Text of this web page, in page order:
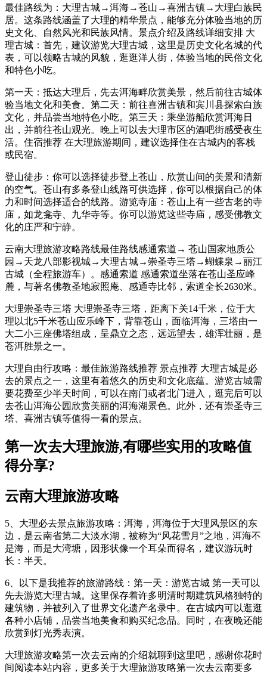
最佳路线为：大理古城→洱海→苍山→喜洲古镇→大理白族民
居。这条路线涵盖了大理的精华景点，能够充分体验当地的历
史文化、自然风光和民族风情。景点介绍及路线详细安排 大
理古城：首先，建议游览大理古城，这里是历史文化名城的代
表，可以领略古城的风貌，逛逛洋人街，体验当地的民俗文化
和特色小吃。
第一天：抵达大理后，先去洱海畔欣赏美景，然后前往古城体
验当地文化和美食。第二天：前往喜洲古镇和宾川县探索白族
文化，并品尝当地特色小吃。第三天：乘坐游船欣赏洱海日
出，并前往苍山观光。晚上可以去大理市区的酒吧街感受夜生
活。住宿推荐 在大理旅游期间，建议选择住在古城内的客栈
或民宿。
登山徒步：你可以选择徒步登上苍山，欣赏山间的美景和清新
的空气。苍山有多条登山线路可供选择，你可以根据自己的体
力和时间选择适合的线路。游览寺庙：苍山上有一些古老的寺
庙，如龙龛寺、九华寺等。你可以游览这些寺庙，感受佛教文
化的庄严和宁静。
云南大理旅游攻略路线最佳路线感通索道→ 苍山国家地质公
园→天龙八部影视城→大理古城→崇圣寺三塔→蝴蝶泉→丽江
古城（全程旅游车）。感通索道 感通索道坐落在苍山圣应峰
麓，与著名佛教圣地寂照庵、感通寺比邻，索道全长2630米。
大理崇圣寺三塔 大理崇圣寺三塔，距离下关14千米，位于大
理以北5千米苍山应乐峰下，背靠苍山，面临洱海，三塔由一
大二小三座佛塔组成，呈鼎立之态，远远望去，雄浑壮丽，是
苍洱胜景之一。
大理自由行攻略：最佳旅游路线推荐 景点推荐 大理古城是必
去的景点之一，这里有着悠久的历史和文化底蕴。游览古城需
要花费至少半天时间，可以在南门或者北门进入，逛完后可以
去苍山洱海公园欣赏美丽的洱海湖景色。此外，还有崇圣寺三
塔、喜洲古镇等值得一看的景点。
第一次去大理旅游,有哪些实用的攻略值
得分享?
云南大理旅游攻略
5、大理必去景点旅游攻略：洱海，洱海位于大理风景区的东
边，是云南省第二大淡水湖，被称为“风花雪月”之地，洱海不
是海，而是大湾塘，因形状像一个耳朵而得名，建议游玩时
长：半天。
6、以下是我推荐的旅游路线：第一天：游览古城 第一天可以
先去游览大理古城。这里保存着许多明清时期建筑风格独特的
建筑物，并被列入了世界文化遗产名录中。在古城内可以逛逛
各种小店铺，品尝当地美食和购买纪念品。同时，在夜晚还能
欣赏到灯光秀表演。
大理旅游攻略第一次去云南的介绍就聊到这里吧，感谢你花时
间阅读本站内容，更多关于大理旅游攻略第一次去云南要多